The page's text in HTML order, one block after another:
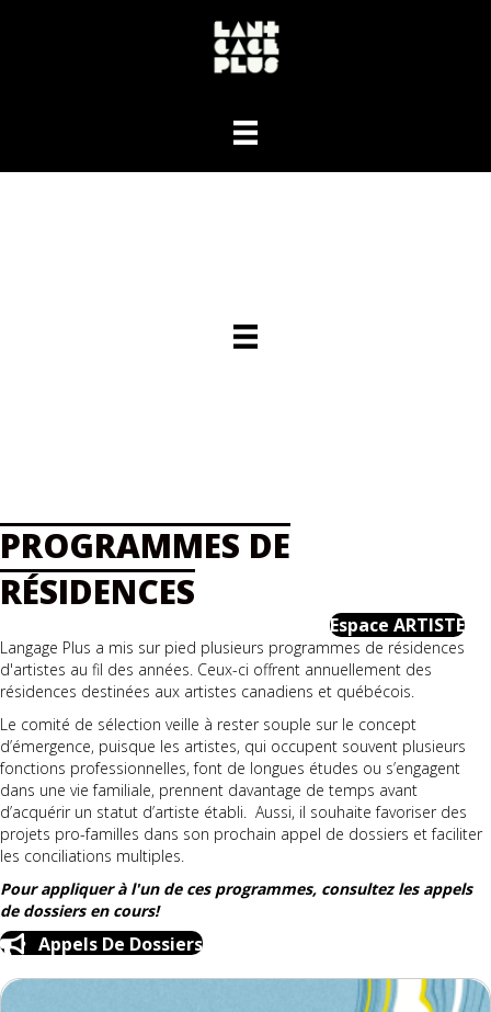
PROGRAMMES DE
RÉSIDENCES
Espace ARTISTE
Langage Plus a mis sur pied plusieurs programmes de résidences
d'artistes au fil des années. Ceux-ci offrent annuellement des
résidences destinées aux artistes canadiens et québécois.
Le comité de sélection veille à rester souple sur le concept
d’émergence, puisque les artistes, qui occupent souvent plusieurs
fonctions professionnelles, font de longues études ou s’engagent
dans une vie familiale, prennent davantage de temps avant
d’acquérir un statut d’artiste établi. Aussi, il souhaite favoriser des
projets pro-familles dans son prochain appel de dossiers et faciliter
les conciliations multiples.
Pour appliquer à l'un de ces programmes, consultez les appels
de dossiers en cours!
Appels De Dossiers